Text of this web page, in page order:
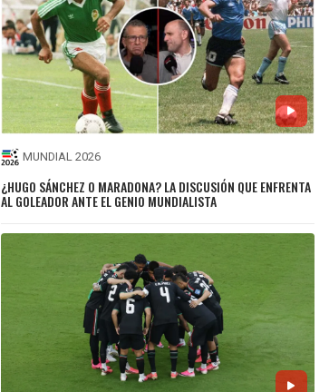
MUNDIAL 2026
¿HUGO SÁNCHEZ O MARADONA? LA DISCUSIÓN QUE ENFRENTA
AL GOLEADOR ANTE EL GENIO MUNDIALISTA